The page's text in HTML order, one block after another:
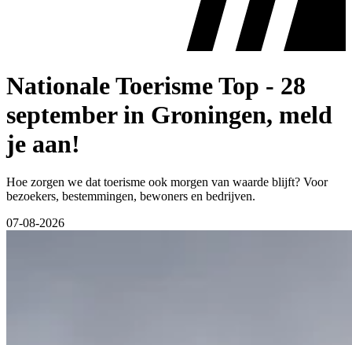
Nationale Toerisme Top - 28
september in Groningen, meld
je aan!
Hoe zorgen we dat toerisme ook morgen van waarde blijft? Voor
bezoekers, bestemmingen, bewoners en bedrijven.
07-08-2026